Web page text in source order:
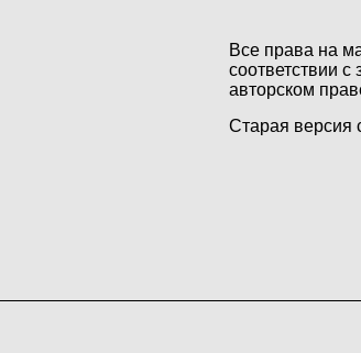
Все права на
соответствии
авторском
Старая версия